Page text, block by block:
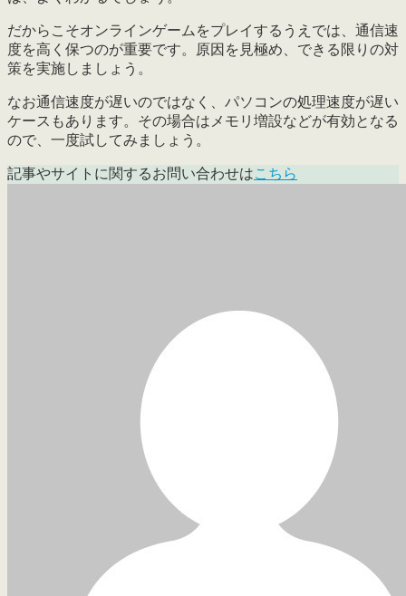
だからこそオンラインゲームをプレイするうえでは、 通信速
度を高く保つのが重要です。原因を見極め、できる限りの対
策を実施しましょう。
なお通信速度が遅いのではなく、パソコンの処理速度が遅い
ケースもあります。その場合はメモリ増設などが有効となる
ので、一度試してみましょう。
記事やサイトに関するお問い合わせはこちら